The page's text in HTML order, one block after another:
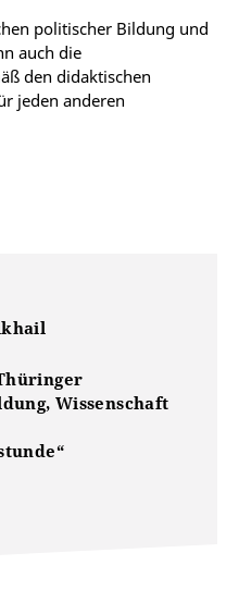
politischer Bildung und
auch die
den didaktischen
jeden anderen
Wissenschaft